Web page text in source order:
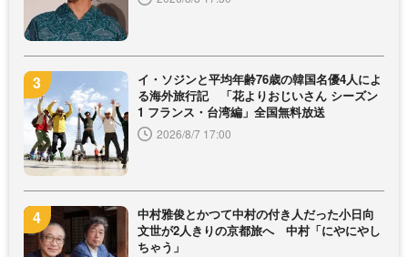
イ・ソジンと平均年齢76歳の韓国名優4人によ
る海外旅行記 「花よりおじいさん シーズン
1 フランス・台湾編」全国無料放送
2026/8/7 17:00
中村雅俊とかつて中村の付き人だった小日向
文世が2人きりの京都旅へ 中村「にやにやし
ちゃう」